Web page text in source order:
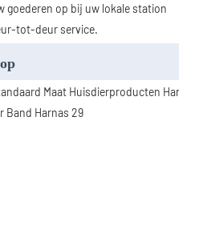
tot-deur service.